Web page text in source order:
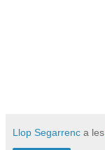
Llop Segarrenc a les